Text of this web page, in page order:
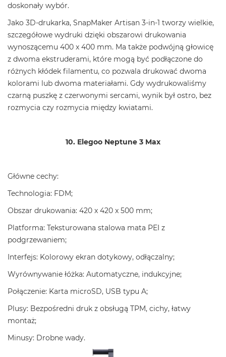
doskonały wybór.
Jako 3D-drukarka, SnapMaker Artisan 3-in-1 tworzy wielkie,
szczegółowe wydruki dzięki obszarowi drukowania
wynoszącemu 400 x 400 mm. Ma także podwójną głowicę
z dwoma ekstruderami, które mogą być podłączone do
różnych kłódek filamentu, co pozwala drukować dwoma
kolorami lub dwoma materiałami. Gdy wydrukowaliśmy
czarną puszkę z czerwonymi sercami, wynik był ostro, bez
rozmycia czy rozmycia między kwiatami.
10. Elegoo Neptune 3 Max
Główne cechy:
Technologia: FDM;
Obszar drukowania: 420 x 420 x 500 mm;
Platforma: Teksturowana stalowa mata PEI z
podgrzewaniem;
Interfejs: Kolorowy ekran dotykowy, odłączalny;
Wyrównywanie łóżka: Automatyczne, indukcyjne;
Połączenie: Karta microSD, USB typu A;
Plusy: Bezpośredni druk z obsługą TPM, cichy, łatwy
montaż;
Minusy: Drobne wady.